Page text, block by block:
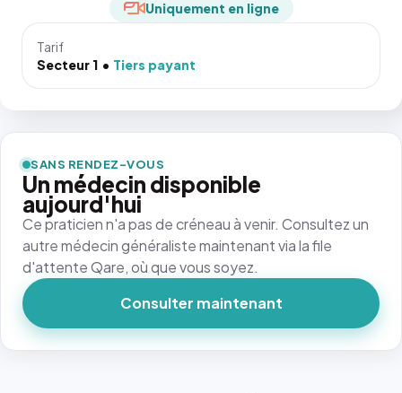
Uniquement en ligne
Tarif
Secteur 1
Tiers payant
SANS RENDEZ-VOUS
Un médecin disponible
aujourd'hui
Ce praticien n'a pas de créneau à venir. Consultez un
autre médecin généraliste maintenant via la file
d'attente Qare, où que vous soyez.
Consulter maintenant